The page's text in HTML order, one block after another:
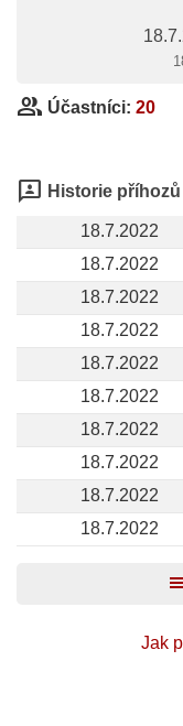
group Účastníci: 20
3p Historie příhozů
18.7.2022
18.7.2022
18.7.2022
18.7.2022
18.7.2022
18.7.2022
18.7.2022
18.7.2022
18.7.2022
18.7.2022
Jak